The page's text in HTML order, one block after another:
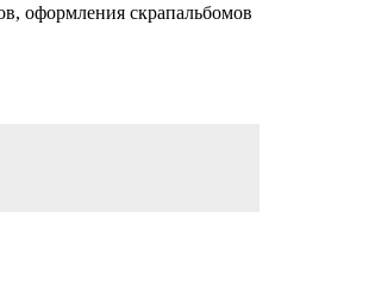
оформления скрапальбомов